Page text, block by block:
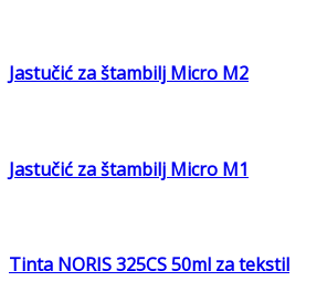
Jastučić za štambilj Micro M2
Jastučić za štambilj Micro M1
Tinta NORIS 325CS 50ml za tekstil